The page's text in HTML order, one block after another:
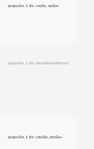
acepción 1 de «eolio, eolia»
acepción 1 de «estadounidense»
acepción 1 de «etolio, etolia»